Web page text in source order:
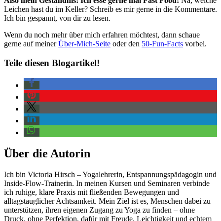
Leichen hast du im Keller? Schreib es mir gerne in die Kommentare.
Ich bin gespannt, von dir zu lesen.
Wenn du noch mehr über mich erfahren möchtest, dann schaue
gerne auf meinerÜber-Mich-Seite oder den 50-Fun-Facts vorbei.
Teile diesen Blogartikel!
Über die Autorin
Ich bin Victoria Hirsch – Yogalehrerin, Entspannungspädagogin und
Inside-Flow-Trainerin. In meinen Kursen und Seminaren verbinde
ich ruhige, klare Praxis mit fließenden Bewegungen und
alltagstauglicher Achtsamkeit. Mein Ziel ist es, Menschen dabei zu
unterstützen, ihren eigenen Zugang zu Yoga zu finden – ohne
Druck, ohne Perfektion, dafür mit Freude, Leichtigkeit und echtem